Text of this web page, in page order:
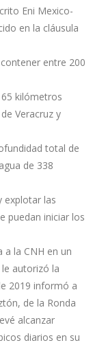
Eni Mexico-
en la cláusula
entre 200
65 kilómetros
Veracruz y
total de
de 338
explotar las
puedan iniciar los
a la CNH en un
autorizó la
2019 informó a
de la Ronda
alcanzar
diarios en su